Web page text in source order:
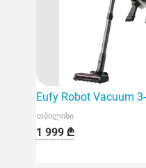
Eufy Robot Vacuum
თბილისი
1 999 ₾